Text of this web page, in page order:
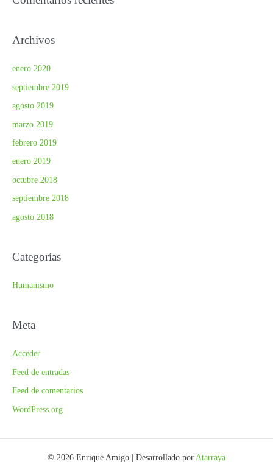
Archivos
enero 2020
septiembre 2019
agosto 2019
marzo 2019
febrero 2019
enero 2019
octubre 2018
septiembre 2018
agosto 2018
Categorías
Humanismo
Meta
Acceder
Feed de entradas
Feed de comentarios
WordPress.org
© 2026 Enrique Amigo | Desarrollado por Atarraya